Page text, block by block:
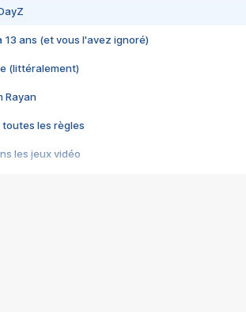
13 ans (et vous l'avez ignoré)
(littéralement)
Rayan
toutes les règles
les jeux vidéo